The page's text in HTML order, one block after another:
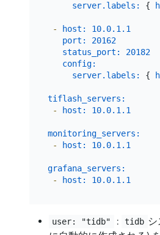
server.labels:
{
- host: 10.0.1 .1
port:
20162
status_port:
20182
config:
server.labels:
{
tiflash_servers:
-
host: 10.0.1 .1
monitoring_servers:
-
host: 10.0.1 .1
grafana_servers:
-
host: 10.0.1 .1
user: "tidb" : tidb